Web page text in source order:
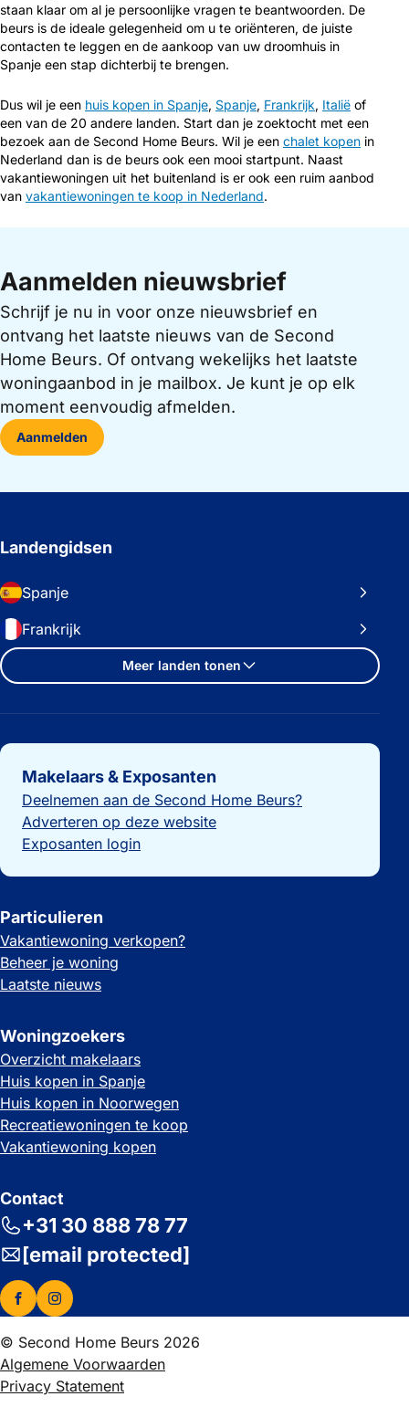
staan klaar om al je persoonlijke vragen te beantwoorden. De
beurs is de ideale gelegenheid om u te oriënteren, de juiste
contacten te leggen en de aankoop van uw droomhuis in
Spanje een stap dichterbij te brengen.
Dus wil je een huis kopen in Spanje, Spanje, Frankrijk, Italië of
een van de 20 andere landen. Start dan je zoektocht met een
bezoek aan de Second Home Beurs. Wil je een chalet kopen in
Nederland dan is de beurs ook een mooi startpunt. Naast
vakantiewoningen uit het buitenland is er ook een ruim aanbod
van vakantiewoningen te koop in Nederland.
Aanmelden nieuwsbrief
Schrijf je nu in voor onze nieuwsbrief en
ontvang het laatste nieuws van de Second
Home Beurs. Of ontvang wekelijks het laatste
woningaanbod in je mailbox. Je kunt je op elk
moment eenvoudig afmelden.
Aanmelden
Landengidsen
Spanje
Frankrijk
Meer landen tonen
Belangrijke links
Makelaars & Exposanten
Deelnemen aan de Second Home Beurs?
Adverteren op deze website
Exposanten login
Particulieren
Vakantiewoning verkopen?
Beheer je woning
Laatste nieuws
Woningzoekers
Overzicht makelaars
Huis kopen in Spanje
Huis kopen in Noorwegen
Recreatiewoningen te koop
Vakantiewoning kopen
Contact
+31 30 888 78 77
[email protected]
© Second Home Beurs 2026
Algemene Voorwaarden
Privacy Statement